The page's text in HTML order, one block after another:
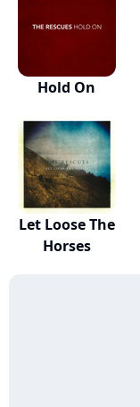
Hold On
Let Loose The
Horses